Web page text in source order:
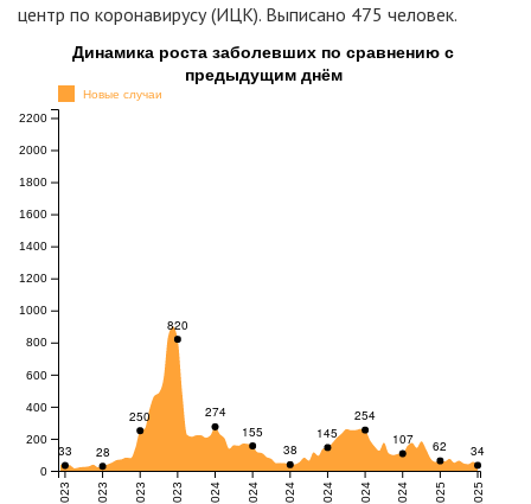
центр по коронавирусу (ИЦК). Выписано 475 человек.